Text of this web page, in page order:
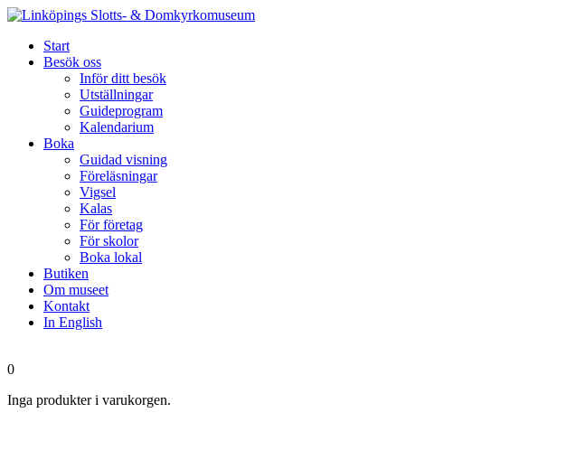
Start
Besök oss
Inför ditt besök
Utställningar
Guideprogram
Kalendarium
Boka
Guidad visning
Föreläsningar
Vigsel
Kalas
För företag
För skolor
Boka lokal
Butiken
Om museet
Kontakt
In English
0
Inga produkter i varukorgen.